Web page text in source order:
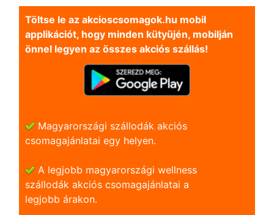
Töltse le az akcioscsomagok.hu mobil
applikációt, hogy minden kütyüjén, mobilján
önnel legyen az összes akciós szállás!
Magyarországi szállodák akciós
csomagajánlatai egy helyen.
A legjobb magyarországi wellness
szállodák akciós csomagajánlatai a
legjobb árakon.